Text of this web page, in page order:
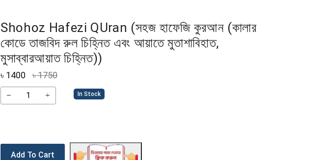
Shohoz Hafezi QUran (সহজ হাফেজি কুরআন (কালার
কোডে তাজবিদ রুল চিহ্নিত এবং আয়াতে মুতাশাবিহাত,
মুসাব্বারআয়াত চিহ্নিত))
৳ 1400 ৳ 1750
In Stock
Add To Cart